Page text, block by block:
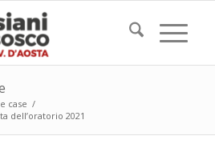
case /
dell’oratorio 2021